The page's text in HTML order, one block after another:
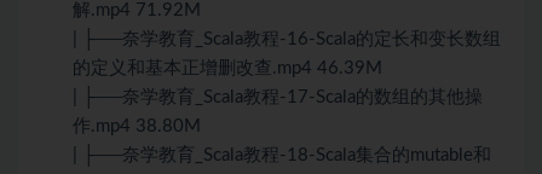
解.mp4 71.92M
| ├──奈学教育_Scala教程-16-Scala的定长和变长数组
的定义和基本正增删改查.mp4 46.39M
| ├──奈学教育_Scala教程-17-Scala的数组的其他操
作.mp4 38.80M
| ├──奈学教育_Scala教程-18-Scala集合的mutable和